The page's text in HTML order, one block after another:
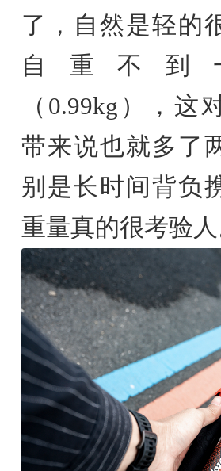
了，自然是轻的
自重不到
（0.99kg），这
带来说也就多了
别是长时间背负
重量真的很考验人